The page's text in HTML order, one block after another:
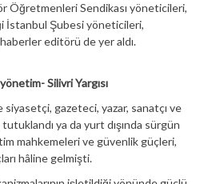
Öğretmenleri Sendikası yöneticileri,
İstanbul Şubesi yöneticileri,
editörü de yer aldı.
Silivri Yargısı
siyasetçi, gazeteci, yazar, sanatçı ve
ya da yurt dışında sürgün
mahkemeleri ve güvenlik güçleri,
hâline gelmişti.